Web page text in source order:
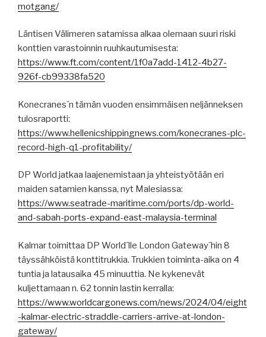
motgang/
Läntisen Välimeren satamissa alkaa olemaan suuri riski
konttien varastoinnin ruuhkautumisesta:
https://www.ft.com/content/1f0a7add-1412-4b27-
926f-cb99338fa520
Konecranes´n tämän vuoden ensimmäisen neljänneksen
tulosraportti:
https://www.hellenicshippingnews.com/konecranes-plc-
record-high-q1-profitability/
DP World jatkaa laajenemistaan ja yhteistyötään eri
maiden satamien kanssa, nyt Malesiassa:
https://www.seatrade-maritime.com/ports/dp-world-
and-sabah-ports-expand-east-malaysia-terminal
Kalmar toimittaa DP World´lle London Gateway´hin 8
täyssähköistä konttitrukkia. Trukkien toiminta-aika on 4
tuntia ja latausaika 45 minuuttia. Ne kykenevät
kuljettamaan n. 62 tonnin lastin kerralla:
https://www.worldcargonews.com/news/2024/04/eight
-kalmar-electric-straddle-carriers-arrive-at-london-
gateway/